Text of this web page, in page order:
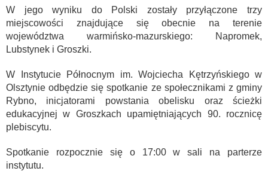
W jego wyniku do Polski zostały przyłączone trzy
miejscowości znajdujące się obecnie na terenie
województwa warmińsko-mazurskiego:⁠ Napromek,
Lubstynek i Groszki.
W Instytucie Północnym im. Wojciecha Kętrzyńskiego w
Olsztynie odbędzie się spotkanie ze społecznikami z gminy
Rybno, inicjatorami powstania obelisku oraz ścieżki
edukacyjnej w Groszkach upamiętniających 90. rocznicę
plebiscytu.
Spotkanie rozpocznie się o 17:00 w sali na parterze
instytutu.